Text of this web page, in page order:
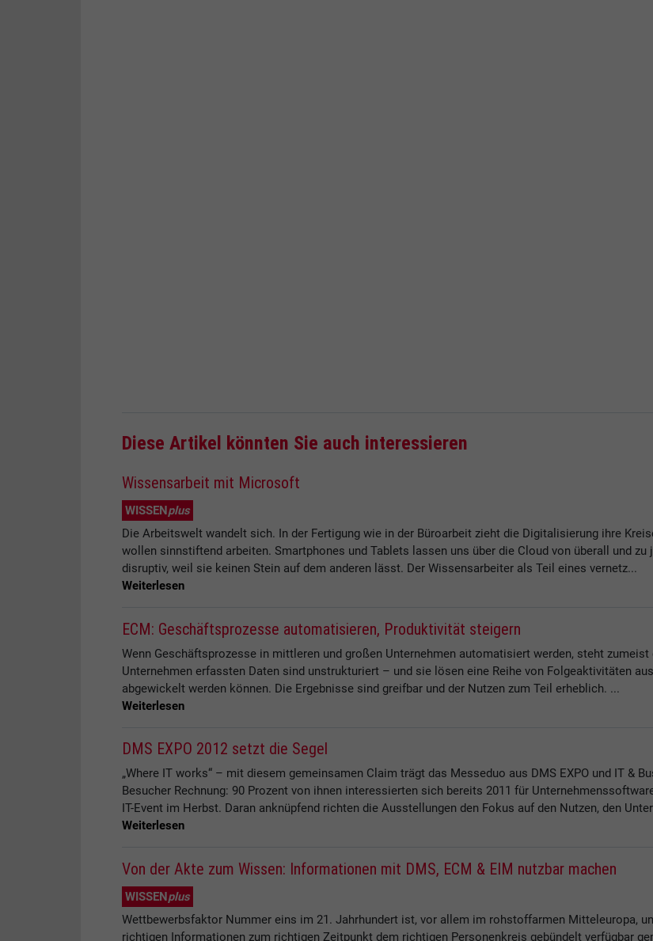
Diese Artikel könnten Sie auch interessieren
Wissensarbeit mit Microsoft
WISSENplus
Die Arbeitswelt wandelt sich. In der Fertigung wie in der Büroarbeit zieht die Digitalisierung ihre
wollen sinnstiftend arbeiten. Smartphones und Tablets lassen uns über die Cloud von überall und zu
disruptiv, weil sie keinen Stein auf dem anderen lässt. Der Wissensarbeiter als Teil eines vernetz...
Weiterlesen
ECM: Geschäftsprozesse automatisieren, Produktivität steigern
Wenn Geschäftsprozesse in mittleren und großen Unternehmen automatisiert werden, steht zumeist
Unternehmen erfassten Daten sind unstrukturiert – und sie lösen eine Reihe von Folgeaktivitäten
abgewickelt werden können. Die Ergebnisse sind greifbar und der Nutzen zum Teil erheblich. ...
Weiterlesen
DMS EXPO 2012 setzt die Segel
„Where IT works“ – mit diesem gemeinsamen Claim trägt das Messeduo aus DMS EXPO und IT &
Besucher Rechnung: 90 Prozent von ihnen interessierten sich bereits 2011 für
IT-Event im Herbst. Daran anknüpfend richten die Ausstellungen den Fokus auf den Nutzen, den
Weiterlesen
Von der Akte zum Wissen: Informationen mit DMS, ECM & EIM nutzbar machen
WISSENplus
Wettbewerbsfaktor Nummer eins im 21. Jahrhundert ist, vor allem im rohstoffarmen Mitteleuropa,
richtigen Informationen zum richtigen Zeitpunkt dem richtigen Personenkreis gebündelt verfügbar